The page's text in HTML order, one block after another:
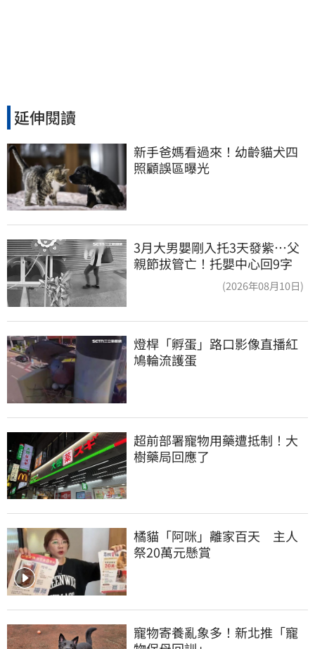
延伸閱讀
新手爸媽看過來！幼齡貓犬四
照顧誤區曝光
3月大男嬰剛入托3天發紫…父
親節拔管亡！托嬰中心回9字
(2026年08月10日)
燈桿「孵蛋」路口影像直播紅
鳩輪流護蛋
超前部署寵物用藥遭抵制！大
樹藥局回應了
橘貓「阿咪」離家百天　主人
祭20萬元懸賞
寵物寄養亂象多！新北推「寵